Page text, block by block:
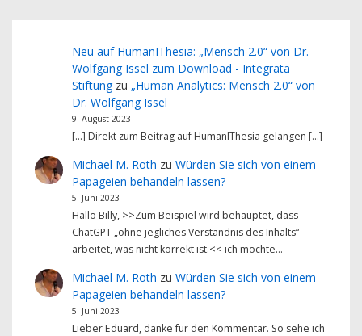
Neu auf HumanIThesia: „Mensch 2.0“ von Dr.
Wolfgang Issel zum Download - Integrata
Stiftungzu „Human Analytics: Mensch 2.0“ von
Dr. Wolfgang Issel
9. August 2023
[…] Direkt zum Beitrag auf HumanIThesia gelangen […]
Michael M. Roth zu Würden Sie sich von einem
Papageien behandeln lassen?
5. Juni 2023
Hallo Billy, >>Zum Beispiel wird behauptet, dass
ChatGPT „ohne jegliches Verständnis des Inhalts“
arbeitet, was nicht korrekt ist.<< ich möchte…
Michael M. Roth zu Würden Sie sich von einem
Papageien behandeln lassen?
5. Juni 2023
Lieber Eduard, danke für den Kommentar. So sehe ich